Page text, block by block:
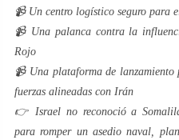
📹 Un centro logístico seguro para
📹 Una palanca contra la
Rojo
📹 Una plataforma de lanzamiento
fuerzas alineadas con Irán
👉 Israel no reconoció a
para romper un asedio naval,